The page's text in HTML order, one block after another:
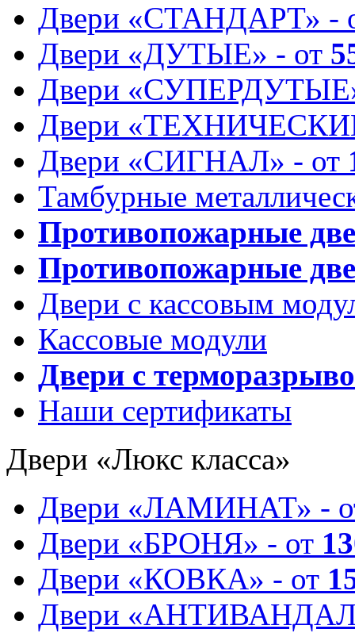
Двери «СТАНДАРТ» -
Двери «ДУТЫЕ» - от
Двери
Двери
Двери «СИГНАЛ» - от
Тамбурные
Противопожарные
Противопожарные
Двери с кассовым
Кассовые модули
Двери с
Наши сертификаты
Двери «Люкс класса»
Двери «ЛАМИНАТ» -
Двери «БРОНЯ» - от
Двери «КОВКА» - от
Двери